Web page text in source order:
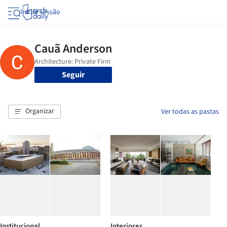
Iniciar sessão
Seguir
Organizar Ver todas as pastas